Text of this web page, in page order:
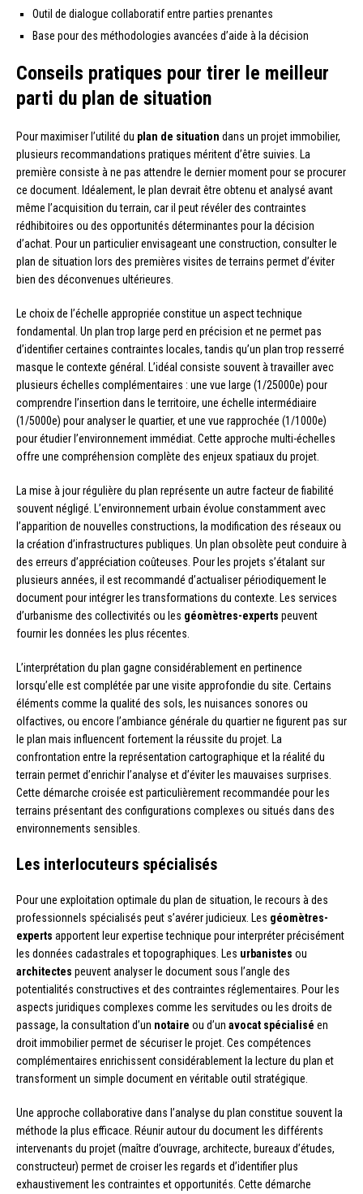
Outil de dialogue collaboratif entre parties prenantes
Base pour des méthodologies avancées d’aide à la décision
Conseils pratiques pour tirer le meilleur
parti du plan de situation
Pour maximiser l’utilité du plan de situation dans un projet immobilier,
plusieurs recommandations pratiques méritent d’être suivies. La
première consiste à ne pas attendre le dernier moment pour se procurer
ce document. Idéalement, le plan devrait être obtenu et analysé avant
même l’acquisition du terrain, car il peut révéler des contraintes
rédhibitoires ou des opportunités déterminantes pour la décision
d’achat. Pour un particulier envisageant une construction, consulter le
plan de situation lors des premières visites de terrains permet d’éviter
bien des déconvenues ultérieures.
Le choix de l’échelle appropriée constitue un aspect technique
fondamental. Un plan trop large perd en précision et ne permet pas
d’identifier certaines contraintes locales, tandis qu’un plan trop resserré
masque le contexte général. L’idéal consiste souvent à travailler avec
plusieurs échelles complémentaires : une vue large (1/25000e) pour
comprendre l’insertion dans le territoire, une échelle intermédiaire
(1/5000e) pour analyser le quartier, et une vue rapprochée (1/1000e)
pour étudier l’environnement immédiat. Cette approche multi-échelles
offre une compréhension complète des enjeux spatiaux du projet.
La mise à jour régulière du plan représente un autre facteur de fiabilité
souvent négligé. L’environnement urbain évolue constamment avec
l’apparition de nouvelles constructions, la modification des réseaux ou
la création d’infrastructures publiques. Un plan obsolète peut conduire à
des erreurs d’appréciation coûteuses. Pour les projets s’étalant sur
plusieurs années, il est recommandé d’actualiser périodiquement le
document pour intégrer les transformations du contexte. Les services
d’urbanisme des collectivités ou les géomètres-experts peuvent
fournir les données les plus récentes.
L’interprétation du plan gagne considérablement en pertinence
lorsqu’elle est complétée par une visite approfondie du site. Certains
éléments comme la qualité des sols, les nuisances sonores ou
olfactives, ou encore l’ambiance générale du quartier ne figurent pas sur
le plan mais influencent fortement la réussite du projet. La
confrontation entre la représentation cartographique et la réalité du
terrain permet d’enrichir l’analyse et d’éviter les mauvaises surprises.
Cette démarche croisée est particulièrement recommandée pour les
terrains présentant des configurations complexes ou situés dans des
environnements sensibles.
Les interlocuteurs spécialisés
Pour une exploitation optimale du plan de situation, le recours à des
professionnels spécialisés peut s’avérer judicieux. Les géomètres-
experts apportent leur expertise technique pour interpréter précisément
les données cadastrales et topographiques. Les urbanistes ou
architectes peuvent analyser le document sous l’angle des
potentialités constructives et des contraintes réglementaires. Pour les
aspects juridiques complexes comme les servitudes ou les droits de
passage, la consultation d’un notaire ou d’un avocat spécialisé en
droit immobilier permet de sécuriser le projet. Ces compétences
complémentaires enrichissent considérablement la lecture du plan et
transforment un simple document en véritable outil stratégique.
Une approche collaborative dans l’analyse du plan constitue souvent la
méthode la plus efficace. Réunir autour du document les différents
intervenants du projet (maître d’ouvrage, architecte, bureaux d’études,
constructeur) permet de croiser les regards et d’identifier plus
exhaustivement les contraintes et opportunités. Cette démarche